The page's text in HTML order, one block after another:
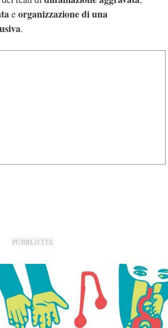
eorganizzazione di una
.
PUBBLICITÀ